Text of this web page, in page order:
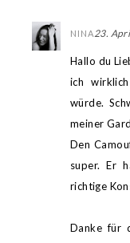
NINA23.
Hallo du
ich
würde.
meiner
Den
super. Er
richtige
Danke für